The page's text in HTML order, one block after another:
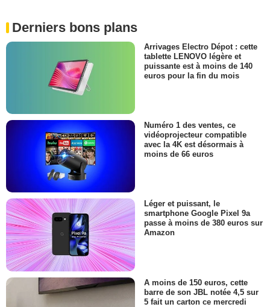
Derniers bons plans
Arrivages Electro Dépot : cette
tablette LENOVO légère et
puissante est à moins de 140
euros pour la fin du mois
Numéro 1 des ventes, ce
vidéoprojecteur compatible
avec la 4K est désormais à
moins de 66 euros
Léger et puissant, le
smartphone Google Pixel 9a
passe à moins de 380 euros sur
Amazon
A moins de 150 euros, cette
barre de son JBL notée 4,5 sur
5 fait un carton ce mercredi